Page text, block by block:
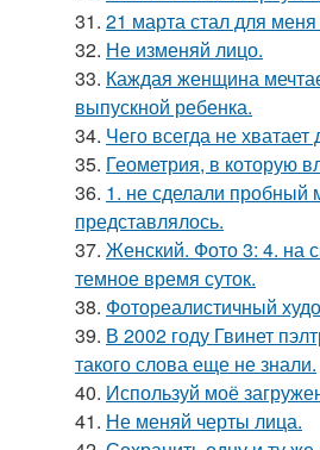
31. 21 марта стал для
32. Не изменяй лицо.
33. Каждая женщина
выпускной ребенка.
34. Чего всегда не
35. Геометрия, в которую
36. 1. не сделали пробный
представлялось.
37. Женский. Фото 3: 4. на
темное время суток.
38. Фотореалистичный
39. В 2002 году Гвинет
такого слова еще не знали.
40. Используй моё
41. Не меняй черты лица.